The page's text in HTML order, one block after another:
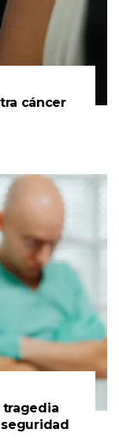
cáncer
tragedia